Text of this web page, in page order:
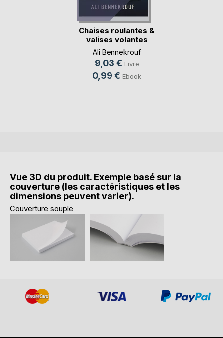
Chaises roulantes &
valises volantes
Ali Bennekrouf
9,03 € Livre
0,99 € Ebook
Vue 3D du produit. Exemple basé sur la
couverture (les caractéristiques et les
dimensions peuvent varier).
Couverture souple